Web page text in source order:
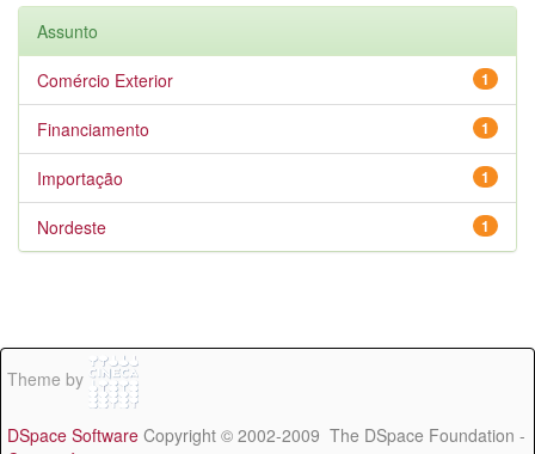
Assunto
1
Comércio Exterior
1
Financiamento
1
Importação
1
Nordeste
Theme by
DSpace Software Copyright © 2002-2009 The DSpace Foundation -